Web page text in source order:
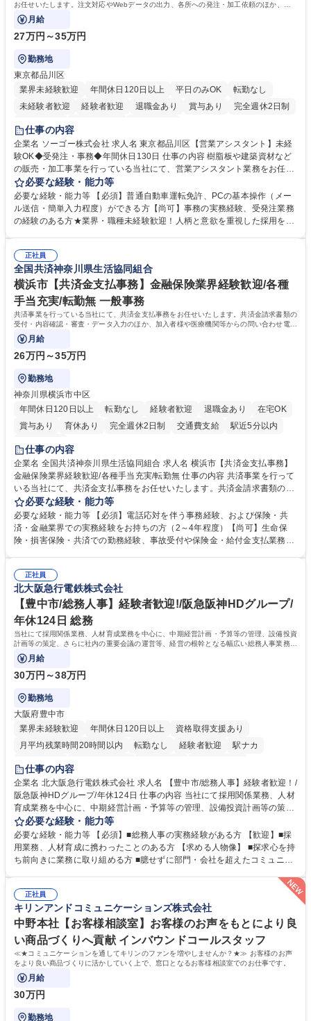
お任せいたします。注文対応やWebデータの出力、各所への発注・加工依頼のほか、電
話・メール対応等の事務業務を担当します。
月給
27万円～35万円
勤務地
東京都品川区
業界未経験歓迎
年間休日120日以上 平日のみOK
転勤なし
未経験者歓迎
経験者歓迎 退職金あり 賞与あり
完全週休2日制
交通費支給
仕事の内容
企業名 ソーゴー株式会社 求人名 東京都品川区【営業アシスタント】未経
験OK◆受発注・事務◆年間休日130日 仕事の内容 樹脂板や建築資材など
の販売・加工事業を行っている当社にて、営業アシスタント業務をお任せ
いたします。注文対応やWebデータの出力、各所への発注・加工依頼のほ
か、電話・メール対応等の事務業務を担当します。 ■受注・発注業務：FA
Xによる注文対応、Web発注データのプリントアウト、各仕入先・協力会
社への発注および加工依頼等 ■納品書・請求書の作成および発送手配 ■商
当社の指定する業務 募集職種 東京都品川区【営業アシスタント】未経験O
K◆受発注・事務◆年間休日130日
必要な経験・能力等
必要な経験・能力等 【必須】普通自動車運転免許、PCの基本操作（メー
ル送信・簡単入力程度）ができる方【尚可】事務の実務経験、受発注業務
の経験のある方★業界・職種未経験歓迎！人柄と意欲を重視した採用を行
変化に臨機応変かつ柔軟に対応できる方、約束を守り正確に作業を進めら
れる方を求めています。高度なPCスキルや関数知識は一切不要です。丁
寧な指導体制が整っているため、安心してお仕事をスタートしていただけ
ます。 学歴・資格 学歴：大学院 大学 高専 短大 専修学校 高校 語学力：
資格：
正社員
全国共済神奈川県生活協同組合
横浜市【共済金支払事務】金融保険業界経験歓迎/各種
手当充実/転勤無 一般事務
共済事業を行っている当社にて、共済金支払事務をお任せいたします。共済金請求書類の
受付・内容確認・審査・データ入力のほか、加入者様や医療機関等からの問い合わせ電話
対応や書類発送等を担当します。
月給
26万円～35万円
勤務地
神奈川県横浜市中区
年間休日120日以上
転勤なし 経験者歓迎 退職金あり
在宅OK
賞与あり
育休あり 完全週休2日制 交通費支給
駅近5分以内
土日祝休み
仕事の内容
企業名 全国共済神奈川県生活協同組合 求人名 横浜市【共済金支払事務】
金融保険業界経験歓迎/各種手当充実/転勤無 仕事の内容 共済事業を行って
いる当社にて、共済金支払事務をお任せいたします。共済金請求書類の受
付・内容確認・審査・データ入力のほか、加入者様や医療機関等からの問
い合わせ電話対応や書類発送等を担当します。 ■共済金請求書類の受付、
内容確認、および共済金支払に関する審査・事務処理業務全般を担当 ■専
用システムへのデータ入力、各種必要書類の作成・発送作業 ■加入者様や
指定する業務 募集職種 横浜市【共済金支払事務】金融保険業界経験歓迎/
各種手当充実/転勤無
必要な経験・能力等
必要な経験・能力等 【必須】電話応対を伴う事務経験、および保険・共
済・金融業界での実務経験をお持ちの方（2～4年程度）【尚可】生命保
険・損害保険・共済での勤務経験、事故受付や保険金・給付金支払業務経
務へのキャリアチェンジ希望者も大歓迎です！ 学歴・資格 学歴：大学院
大学 高専 短大 専修学校 高校 語学力： 資格：
正社員
北大阪急行電鉄株式会社
【豊中市/総務人事】経験者歓迎!/阪急阪神HDグループ/
年休124日 総務
当社にて採用関係業務、人材育成業務を中心に、中期経営計画・予算等の管理、設備投資
計画等の策定、さらに社内の重要会議の運営等、経営の根幹となる幅広い総務人事業務全
般を担当していただきます。
月給
30万円～38万円
勤務地
大阪府豊中市
業界未経験歓迎
年間休日120日以上
資格取得支援あり
月平均残業時間20時間以内
転勤なし 経験者歓迎
駅ナカ
退職金あり
土日祝休み
服装自由 昼食補助あり 食事補助あり
仕事の内容
企業名 北大阪急行電鉄株式会社 求人名 【豊中市/総務人事】経験者歓迎！/
阪急阪神HDグループ/年休124日 仕事の内容 当社にて採用関係業務、人材
育成業務を中心に、中期経営計画・予算等の管理、設備投資計画等の策
定、さらに社内の重要会議の運営等、経営の根幹となる幅広い総務人事業
務全般を担当していただきます。 【主な業務内容】 ■採用関係業務および
人材育成(社員研修)業務の推進 ■中期経営計画および予算等の管理 ■設備
投資計画等の策定 ■社内の重要会議の運営 ■その他総務人事業務全般 【入
務人事】経験者歓迎！/阪急阪神HDグループ/年休124日
必要な経験・能力等
必要な経験・能力等 【必須】■総務人事の実務経験がある方 【歓迎】■採
用業務、人材育成に携わったことのある方 【求める人物像】 ■探求心を持
ち前向きに業務に取り組める方 ■臆せずに部門・会社を超えたコミュニケ
る当社で組織の次代を担うネクスト人材として長期的に成長したい方 ■周
囲のメンバーと協調しつつ主体性を持って能動的に業務を推進できる方 学
歴・資格 学歴：大学院 大学 高専 短大 専修学校 高校 語学力： 資格：
正社員
キリンアンドコミュニケーションズ株式会社
中野本社【お客様相談室】お客様のお声をもとにより良
い商品づくりへ貢献 インバウンドコールスタッフ
≪★コミュニケーションを通してキリンのファンを増やしませんか？★≫ お客様のお声
をより良い商品づくりに活かしていく上で、窓口となるお客様相談室でのお仕事です。
月給
30万円
勤務地